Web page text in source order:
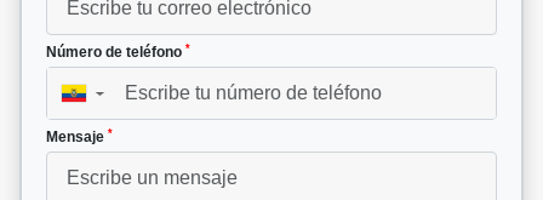
Número de teléfono *
▼
Mensaje *